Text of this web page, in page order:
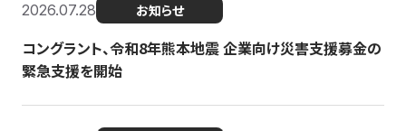
2026.07.28 お知らせ
コングラント、令和8年熊本地震 企業向け災害支援募金の
緊急支援を開始